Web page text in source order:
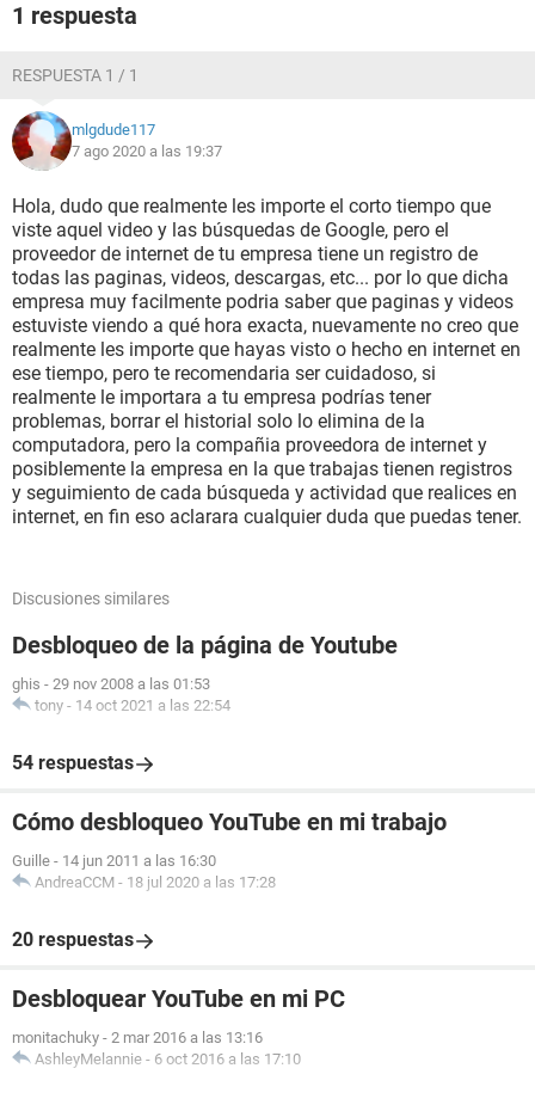
1 respuesta
RESPUESTA 1 / 1
mlgdude117
7 ago 2020 a las 19:37
Hola, dudo que realmente les importe el corto tiempo que
viste aquel video y las búsquedas de Google, pero el
proveedor de internet de tu empresa tiene un registro de
todas las paginas, videos, descargas, etc... por lo que dicha
empresa muy facilmente podria saber que paginas y videos
estuviste viendo a qué hora exacta, nuevamente no creo que
realmente les importe que hayas visto o hecho en internet en
ese tiempo, pero te recomendaria ser cuidadoso, si
realmente le importara a tu empresa podrías tener
problemas, borrar el historial solo lo elimina de la
computadora, pero la compañia proveedora de internet y
posiblemente la empresa en la que trabajas tienen registros
y seguimiento de cada búsqueda y actividad que realices en
internet, en fin eso aclarara cualquier duda que puedas tener.
Discusiones similares
Desbloqueo de la página de Youtube
ghis - 29 nov 2008 a las 01:53
tony - 14 oct 2021 a las 22:54
54 respuestas
Cómo desbloqueo YouTube en mi trabajo
Guille - 14 jun 2011 a las 16:30
AndreaCCM - 18 jul 2020 a las 17:28
20 respuestas
Desbloquear YouTube en mi PC
monitachuky - 2 mar 2016 a las 13:16
AshleyMelannie - 6 oct 2016 a las 17:10